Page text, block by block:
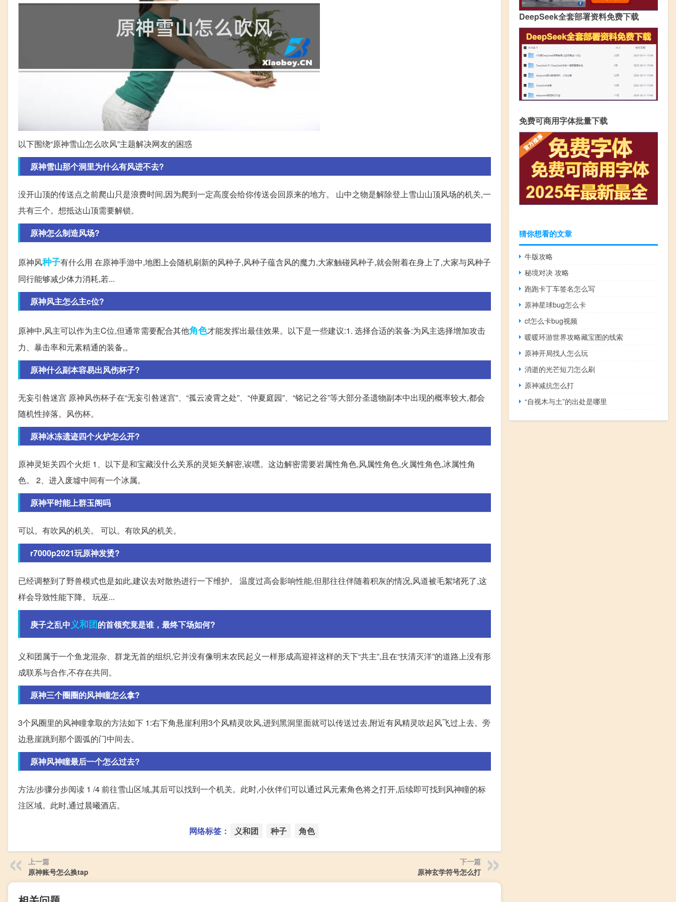
以下围绕“原神雪山怎么吹风”主题解决网友的困惑
原神雪山那个洞里为什么有风进不去?
没开山顶的传送点之前爬山只是浪费时间,因为爬到一定高度会给你传送会回原来的地方。 山中之物是解除登上雪山山顶风场的机关,一
共有三个。想抵达山顶需要解锁。
原神怎么制造风场?
原神风种子有什么用 在原神手游中,地图上会随机刷新的风种子,风种子蕴含风的魔力,大家触碰风种子,就会附着在身上了,大家与风种子
同行能够减少体力消耗,若...
原神风主怎么主c位?
原神中,风主可以作为主C位,但通常需要配合其他角色才能发挥出最佳效果。以下是一些建议:1. 选择合适的装备:为风主选择增加攻击
力、暴击率和元素精通的装备,。
原神什么副本容易出风伤杯子?
无妄引咎迷宫 原神风伤杯子在“无妄引咎迷宫”、“孤云凌霄之处”、“仲夏庭园”、“铭记之谷”等大部分圣遗物副本中出现的概率较大,都会
随机性掉落。风伤杯。
原神冰冻遗迹四个火炉怎么开?
原神灵矩关四个火炬 1、以下是和宝藏没什么关系的灵矩关解密,诶嘿。这边解密需要岩属性角色,风属性角色,火属性角色,冰属性角
色。 2、进入废墟中间有一个冰属。
原神平时能上群玉阁吗
可以。有吹风的机关。 可以。有吹风的机关。
r7000p2021玩原神发烫?
已经调整到了野兽模式也是如此,建议去对散热进行一下维护。 温度过高会影响性能,但那往往伴随着积灰的情况,风道被毛絮堵死了,这
样会导致性能下降。 玩巫...
庚子之乱中义和团的首领究竟是谁，最终下场如何?
义和团属于一个鱼龙混杂、群龙无首的组织,它并没有像明末农民起义一样形成高迎祥这样的天下“共主”,且在“扶清灭洋”的道路上没有形
成联系与合作,不存在共同。
原神三个圈圈的风神瞳怎么拿?
3个风圈里的风神瞳拿取的方法如下 1:右下角悬崖利用3个风精灵吹风,进到黑洞里面就可以传送过去,附近有风精灵吹起风飞过上去。旁
边悬崖跳到那个圆弧的门中间去。
原神风神瞳最后一个怎么过去?
方法/步骤分步阅读 1 /4 前往雪山区域,其后可以找到一个机关。此时,小伙伴们可以通过风元素角色将之打开,后续即可找到风神瞳的标
注区域。此时,通过晨曦酒店。
网络标签： 义和团 种子 角色
上一篇
原神账号怎么换tap
下一篇
原神玄学符号怎么打
DeepSeek全套部署资料免费下载
免费可商用字体批量下载
猜你想看的文章
牛版攻略
秘境对决 攻略
跑跑卡丁车签名怎么写
原神星球bug怎么卡
cf怎么卡bug视频
暖暖环游世界攻略藏宝图的线索
原神开局找人怎么玩
消逝的光芒短刀怎么刷
原神减抗怎么打
“自视木与土”的出处是哪里